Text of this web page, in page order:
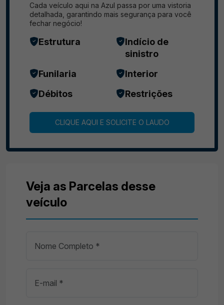
Cada veículo aqui na Azul passa por uma vistoria
detalhada, garantindo mais segurança para você
fechar negócio!
Estrutura
Indício de
sinistro
Funilaria
Interior
Débitos
Restrições
CLIQUE AQUI E SOLICITE O LAUDO
Veja as Parcelas desse
veículo